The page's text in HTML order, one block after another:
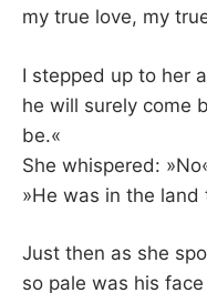
my true love, my
I stepped up to her
he will surely come
be.«
She whispered:
»He was in the
Just then as she
so pale was his